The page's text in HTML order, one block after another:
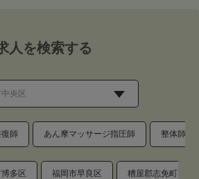
人を検索する
師 あん摩マッサージ指圧師 整体師・
多区 福岡市早良区 糟屋郡志免町